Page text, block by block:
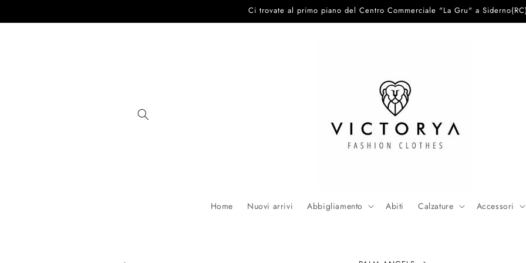
ai contenuti
Ci trovate al primo piano del Centro Commerciale "La Gru" a Siderno(RC)
Home Nuovi arrivi Abbigliamento Abiti Calzature Accessori